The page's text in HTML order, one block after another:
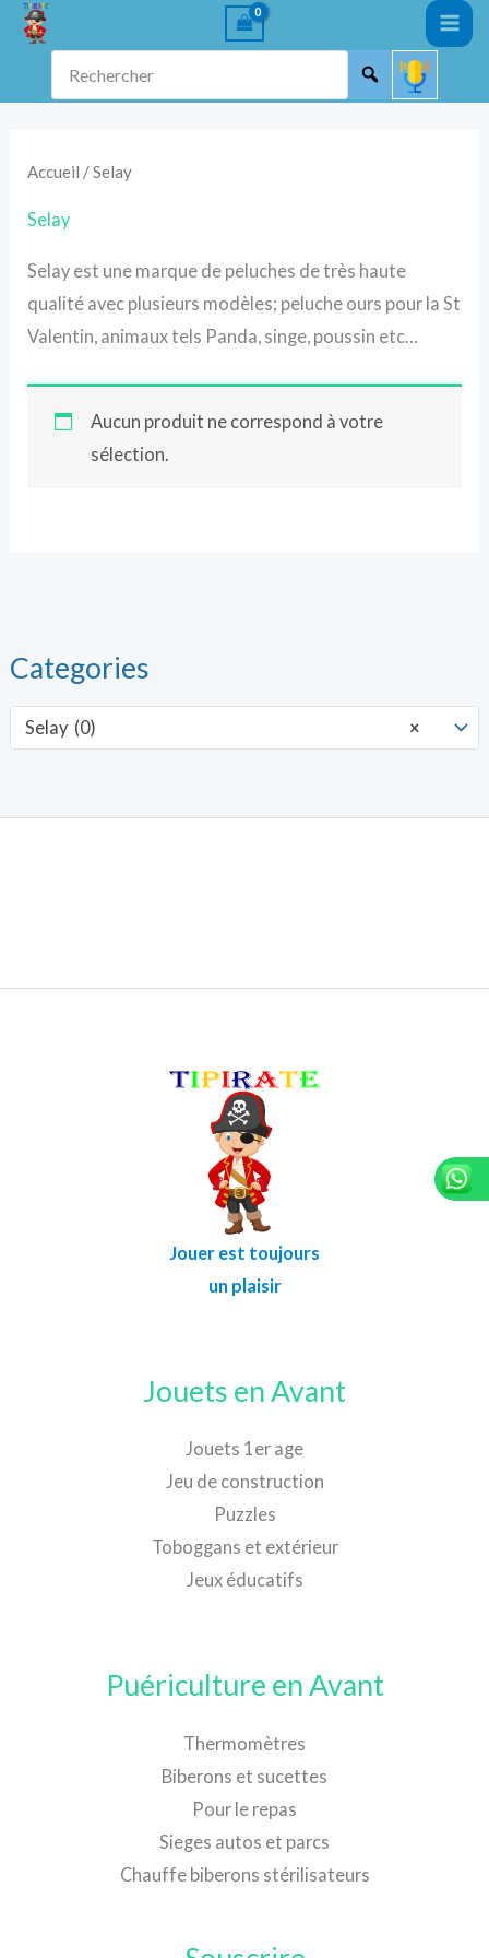
Aller
Rechercher
Categories
×
Selay (0)
Accueil / Selay
Selay
Selay est une marque de peluches de très haute
qualité avec plusieurs modèles; peluche ours pour la St
Valentin, animaux tels Panda, singe, poussin etc…
Aucun produit ne correspond à votre
sélection.
Jouer est toujours
un plaisir
Jouets en Avant
Jouets 1er age
Jeu de construction
Puzzles
Toboggans et extérieur
Jeux éducatifs
Puériculture en Avant
Thermomètres
Biberons et sucettes
Pour le repas
Sieges autos et parcs
Chauffe biberons stérilisateurs